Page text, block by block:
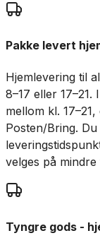
Pakke levert
Hjemlevering til
8–17 eller
mellom kl.
Posten/Bring.
velges på
Tyngre gods -